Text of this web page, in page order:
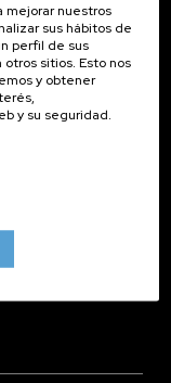
mejorar nuestros
sus hábitos de
perfil de sus
sitios. Esto nos
y obtener
y su seguridad.